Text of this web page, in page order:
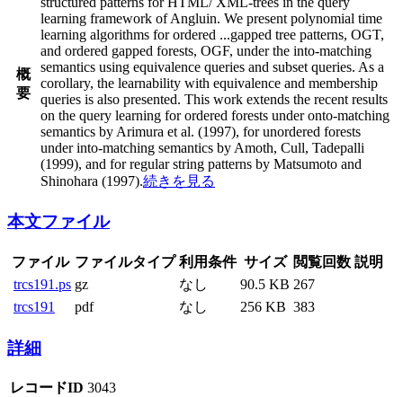
概
要
learning framework of Angluin. We present polynomial time
learning algorithms for ordered ...gapped tree patterns, OGT,
and ordered gapped forests, OGF, under the into-matching
semantics using equivalence queries and subset queries. As a
corollary, the learnability with equivalence and membership
queries is also presented. This work extends the recent results
on the query learning for ordered forests under onto-matching
semantics by Arimura et al. (1997), for unordered forests
under into-matching semantics by Amoth, Cull, Tadepalli
(1999), and for regular string patterns by Matsumoto and
Shinohara (1997).続きを見る
本文ファイル
ファイル ファイルタイプ 利用条件 サイズ 閲覧回数 説明
trcs191.ps gz なし 90.5 KB 267
trcs191
pdf なし 256 KB 383
詳細
レコードID 3043